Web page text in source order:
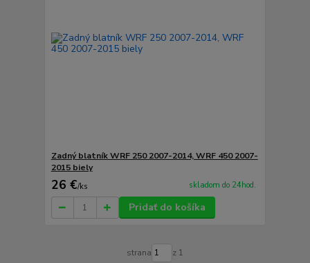
Zadný blatník WRF 250 2007-2014, WRF 450 2007-
2015 biely
26 €/ks skladom do 24hod.
Pridať do košíka
strana z 1